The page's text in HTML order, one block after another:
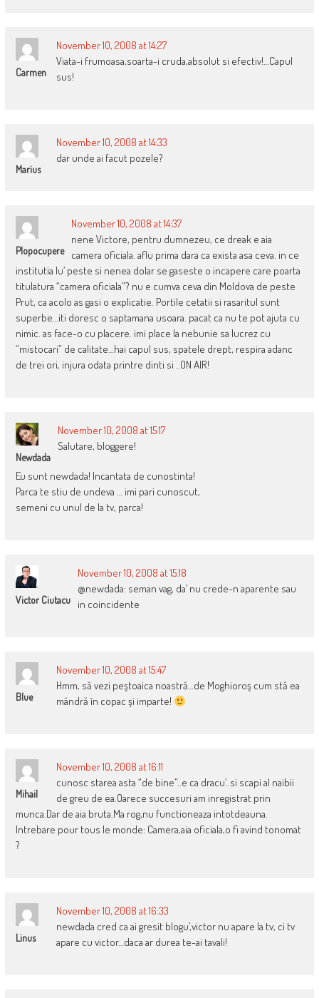
Carmen
November 10, 2008 at 14:27
Viata-i frumoasa,soarta-i cruda,absolut si efectiv!…Capul
sus!
Marius
November 10, 2008 at 14:33
dar unde ai facut pozele?
Plopocupere
November 10, 2008 at 14:37
nene Victore, pentru dumnezeu, ce dreak e aia
camera oficiala. aflu prima dara ca exista asa ceva. in ce
institutia lu’ peste si nenea dolar se gaseste o incapere care poarta
titulatura “camera oficiala”? nu e cumva ceva din Moldova de peste
Prut, ca acolo as gasi o explicatie. Portile cetatii si rasaritul sunt
superbe…iti doresc o saptamana usoara. pacat ca nu te pot ajuta cu
nimic. as face-o cu placere. imi place la nebunie sa lucrez cu
“mistocari” de calitate…hai capul sus, spatele drept, respira adanc
de trei ori, injura odata printre dinti si ..ON AIR!
Newdada
November 10, 2008 at 15:17
Salutare, bloggere!
Eu sunt newdada! Incantata de cunostinta!
Parca te stiu de undeva … imi pari cunoscut,
semeni cu unul de la tv, parca!
Victor Ciutacu
November 10, 2008 at 15:18
@newdada: seman vag, da’ nu crede-n aparente sau
in coincidente
Blue
November 10, 2008 at 15:47
Hmm, să vezi peştoaica noastră…de Moghioroş cum stă ea
mândră în copac şi imparte!
Mihail
November 10, 2008 at 16:11
cunosc starea asta “de bine”..e ca dracu’..si scapi al naibii
de greu de ea.Oarece succesuri am inregistrat prin
munca.Dar de aia bruta.Ma rog,nu functioneaza intotdeauna.
Intrebare pour tous le monde: Camera,aia oficiala,o fi avind tonomat
?
Linus
November 10, 2008 at 16:33
newdada cred ca ai gresit blogu’,victor nu apare la tv, ci tv
apare cu victor…daca ar durea te-ai tavali!